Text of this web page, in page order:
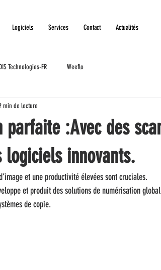
Logiciels Services Contact Actualités
Technologies-FR Weeflo
parfaite :Avec des
logiciels innovants.
min de lecture
et une productivité élevées sont cruciales.
et produit des solutions de numérisation
de copie.